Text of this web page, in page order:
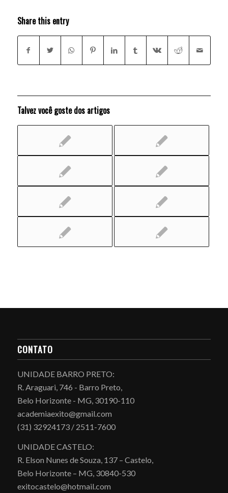
Share this entry
Talvez você goste dos artigos
CONTATO
UNIDADE BARRO PRETO:
R. Araguari, 746 - Barro Preto,
Belo Horizonte - MG, 30190-110
academiaexito@gmail.com
(31) 32924173 / 2511-7600
UNIDADE CASTELO:
R. Elson Nunes de Souza, 137 – Castelo,
Belo Horizonte – MG, 30840-530
exitocastelo@hotmail.com